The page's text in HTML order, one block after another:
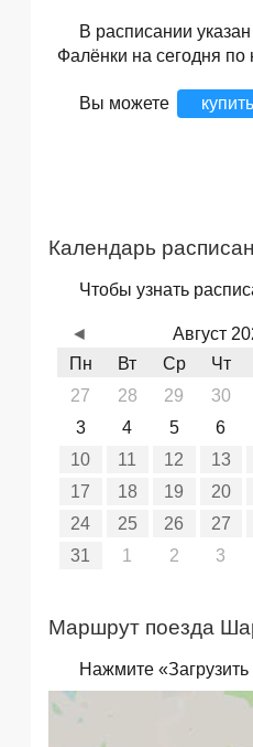
В расписании
Фалёнки на сегодня по
Вы можете
Календарь
Чтобы узнать
Август
Пн
Вт Ср Чт
27
28 29 30
3
4 5 6
10
11 12 13
17
18 19 20
24
25 26 27
31
1 2 3
◄
Маршрут поезда
Нажмите